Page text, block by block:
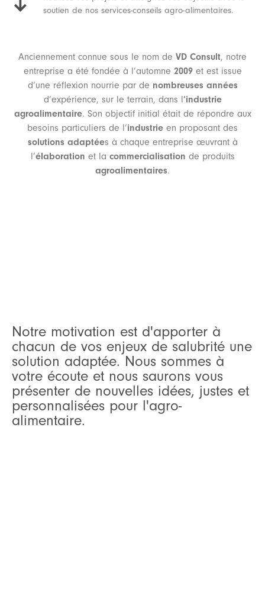
soutien de nos services-conseils agro-alimentaires.
Anciennement connue sous le nom de VD Consult, notre
entreprise a été fondée à l’automne 2009et est issue
d’une réflexion nourrie par de nombreuses années
d’expérience, sur le terrain, dans l’industrie
agroalimentaire. Son objectif initial était de répondre aux
besoins particuliers de l’industrie en proposant des
solutions adaptées à chaque entreprise œuvrant à
l’élaboration et la commercialisation de produits
agroalimentaires.
Notre motivation est d'apporter à
chacun de vos enjeux de salubrité une
solution adaptée. Nous sommes à
votre écoute et nous saurons vous
présenter de nouvelles idées, justes et
personnalisées pour l'agro-
alimentaire.